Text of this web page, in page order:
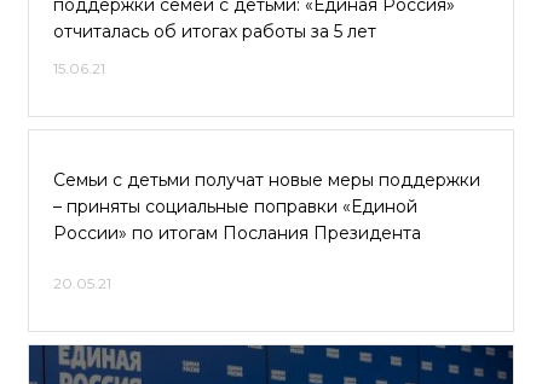
поддержки семей с детьми: «Единая Россия»
отчиталась об итогах работы за 5 лет
15.06.21
Семьи с детьми получат новые меры поддержки
– приняты социальные поправки «Единой
России» по итогам Послания Президента
20.05.21